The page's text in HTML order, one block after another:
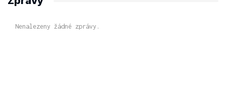
Nenalezeny žádné zprávy.